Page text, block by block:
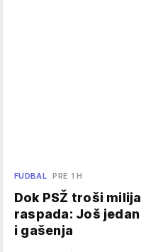
FUDBAL PRE 1 H
Dok PSŽ troši
raspada: Još
i gašenja